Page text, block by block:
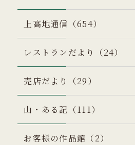
上高地通信（654）
レストランだより（24）
売店だより（29）
山・ある記（111）
お客様の作品館（2）